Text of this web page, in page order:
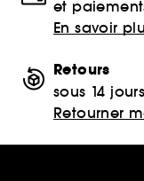
et
En savoir
Retours
sous 14 jours
Retourner